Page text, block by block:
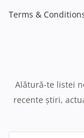
Terms &
Alătură-te listei
recente știri,